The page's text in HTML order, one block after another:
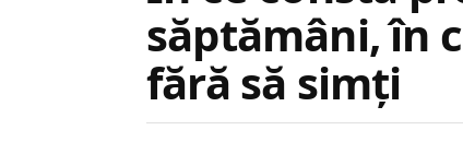
săptămâni, în
fără să simți